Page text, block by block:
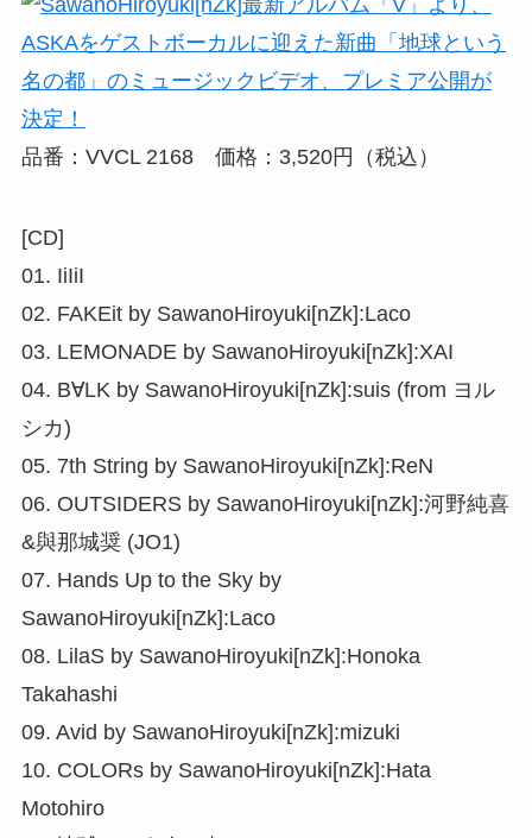
品番：VVCL 2168 価格：3,520円（税込）
[CD]
01. IiIiI
02. FAKEit by SawanoHiroyuki[nZk]:Laco
03. LEMONADE by SawanoHiroyuki[nZk]:XAI
04. B∀LK by SawanoHiroyuki[nZk]:suis (from ヨル
シカ)
05. 7th String by SawanoHiroyuki[nZk]:ReN
06. OUTSIDERS by SawanoHiroyuki[nZk]:河野純喜
&與那城奨 (JO1)
07. Hands Up to the Sky by
SawanoHiroyuki[nZk]:Laco
08. LilaS by SawanoHiroyuki[nZk]:Honoka
Takahashi
09. Avid by SawanoHiroyuki[nZk]:mizuki
10. COLORs by SawanoHiroyuki[nZk]:Hata
Motohiro